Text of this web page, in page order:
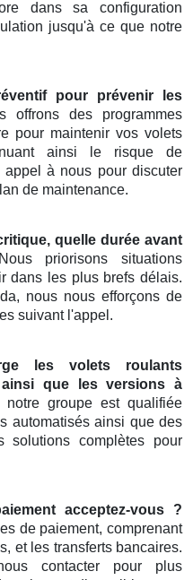
dans sa configuration
jusqu'à ce que notre
pour prévenir les
offrons des programmes
pour maintenir vos volets
ainsi le risque de
à nous pour discuter
de maintenance.
quelle durée avant
Nous priorisons situations
dans les plus brefs délais.
nous nous efforçons de
suivant l'appel.
les volets roulants
ainsi que lesversions à
notre groupe est qualifiée
automatisés ainsi que des
solutions complètes pour
acceptez-vous ?
de paiement, comprenant
et les transferts bancaires.
contacter pour plus